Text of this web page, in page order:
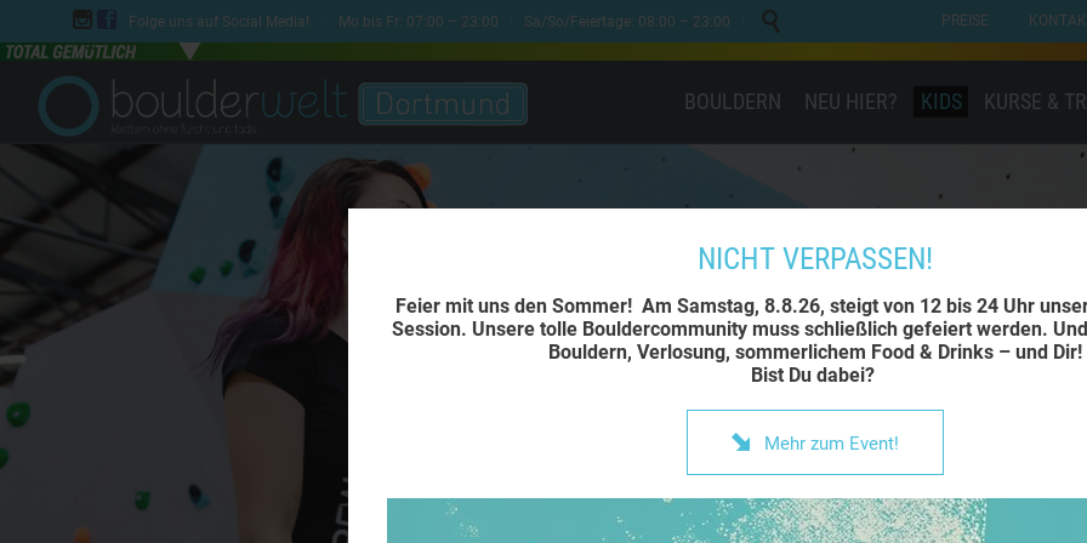
NICHT VERPASSEN!
Feier mit uns den Sommer! Am Samstag, 8.8.26, steigt von 12 bis 24 Uhr
Session. Unsere tolle Bouldercommunity muss schließlich gefeiert werden.
Bouldern, Verlosung, sommerlichem Food & Drinks – und Dir!
Bist Du dabei?
 Mehr zum Event!
 Folge uns auf Social Media! · Mo bis Fr: 07:00 – 23:00 · Sa/So/Feiertage: 08:00 – 23:00 ·  PREISE
BOULDERN NEU HIER? KIDS KURSE &